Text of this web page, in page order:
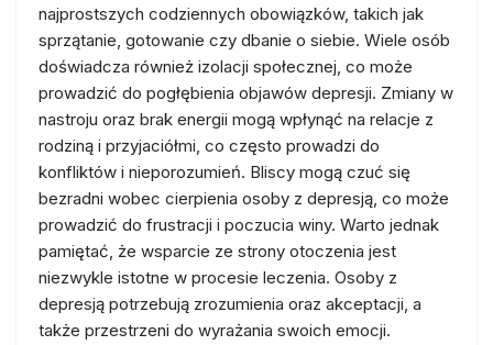
najprostszych codziennych obowiązków, takich jak
sprzątanie, gotowanie czy dbanie o siebie. Wiele osób
doświadcza również izolacji społecznej, co może
prowadzić do pogłębienia objawów depresji. Zmiany w
nastroju oraz brak energii mogą wpłynąć na relacje z
rodziną i przyjaciółmi, co często prowadzi do
konfliktów i nieporozumień. Bliscy mogą czuć się
bezradni wobec cierpienia osoby z depresją, co może
prowadzić do frustracji i poczucia winy. Warto jednak
pamiętać, że wsparcie ze strony otoczenia jest
niezwykle istotne w procesie leczenia. Osoby z
depresją potrzebują zrozumienia oraz akceptacji, a
także przestrzeni do wyrażania swoich emocji.